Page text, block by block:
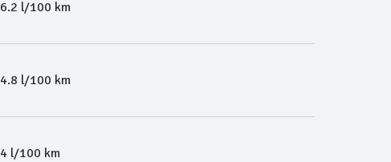
6.2 l/100 km
4.8 l/100 km
4 l/100 km